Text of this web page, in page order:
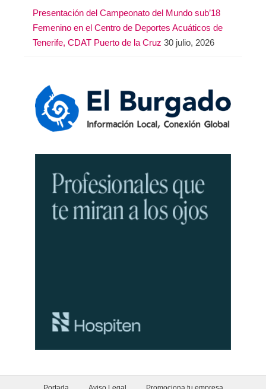
Presentación del Campeonato del Mundo sub’18
Femenino en el Centro de Deportes Acuáticos de
Tenerife, CDAT Puerto de la Cruz 30 julio, 2026